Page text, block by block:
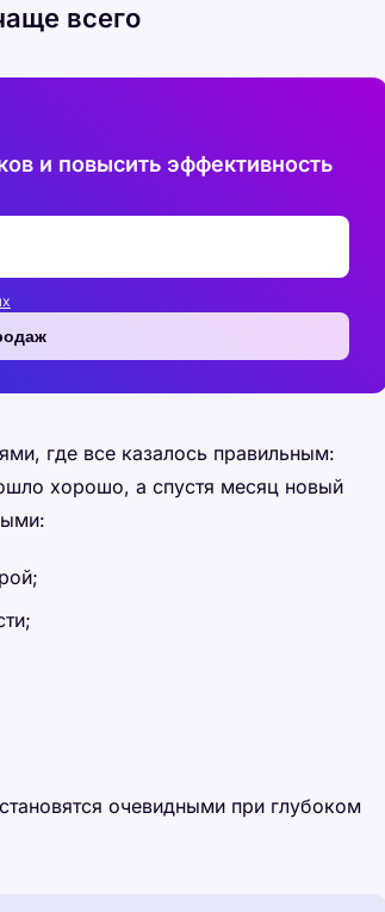
всего
и повысить эффективность
где все казалось правильным:
хорошо, а спустя месяц новый
очевидными при глубоком